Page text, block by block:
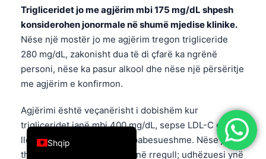
Trigliceridet jo me agjërim mbi 175 mg/dL shpesh
konsiderohen jonormale në shumë mjedise klinike.
Nëse një mostër jo me agjërim tregon trigliceride
280 mg/dL, zakonisht dua të di çfarë ka ngrënë
personi, nëse ka pasur alkool dhe nëse një përsëritje
me agjërim e konfirmon.
Agjërimi është veçanërisht i dobishëm kur
trigliceridet janë mbi 400 mg/dL, sepse LDL-C e
llogaritur mund të bëhet e pabesueshme. Nëse ju
thonë të agjëroni, uji është në rregull; udhëzuesi ynë
Shqip
English
العربية
Français
עִבְרִית
Italiano
Español